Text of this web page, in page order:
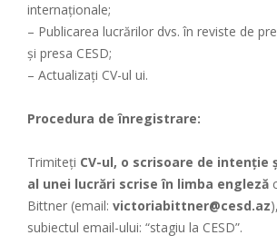
internaționale;
– Publicarea lucrărilor dvs. în reviste de
și presa CESD;
– Actualizați CV-ul ui.
Procedura de înregistrare:
Trimiteți CV-ul, o scrisoare de intenție
al unei lucrări scrise în limba engleză
Bittner (email: victoriabittner@cesd.az
subiectul email-ului: “stagiu la CESD”.